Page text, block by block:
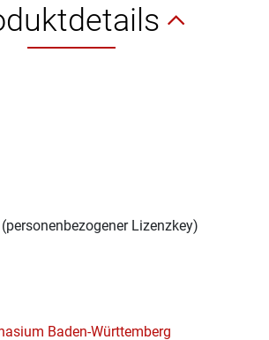
Lizenzkey)
Baden-Württemberg